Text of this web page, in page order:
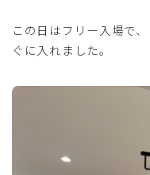
この日はフリー入場で
ぐに入れました。